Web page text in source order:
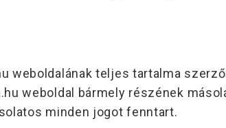
weboldalának teljes tartalma
weboldal bármely részének
minden jogot fenntart.